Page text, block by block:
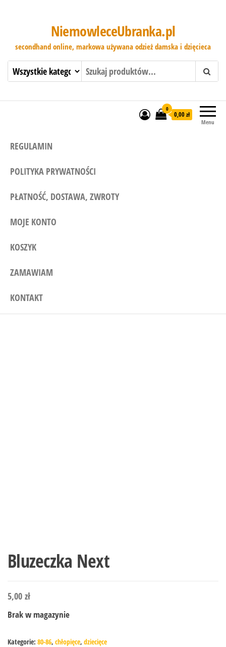
NiemowleceUbranka.pl
secondhand online, markowa używana odzież damska i dzięcieca
Menu
0
0,00 zł
REGULAMIN
POLITYKA PRYWATNOŚCI
PŁATNOŚĆ, DOSTAWA, ZWROTY
MOJE KONTO
KOSZYK
ZAMAWIAM
KONTAKT
Bluzeczka Next
5,00 zł
Brak w magazynie
Kategorie: 80-86, chłopięce, dziecięce